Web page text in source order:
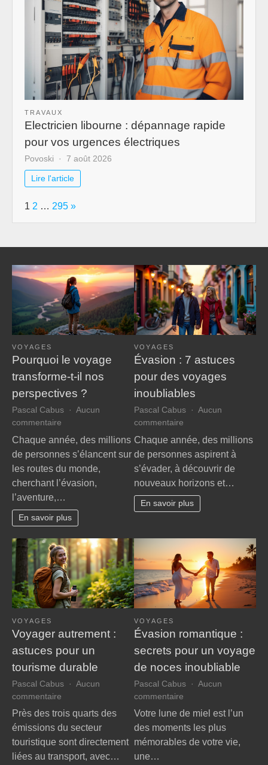
TRAVAUX
Electricien libourne : dépannage rapide
pour vos urgences électriques
Povoski 7 août 2026
Lire l'article
Page:
1 2 … 295 Next
»
VOYAGES
Pourquoi le voyage
transforme-t-il nos
perspectives ?
Pascal Cabus
Aucun
commentaire
Pourquoi
voyage
transforme-
t-
il
nos
perspectives
Chaque année, des millions
de personnes s’élancent sur
les routes du monde,
cherchant l’évasion,
l’aventure,…
En savoir plus
VOYAGES
Évasion : 7 astuces
pour des voyages
inoubliables
Pascal Cabus
Aucun
commentaire
Évasion
7
astuces
pour
des
voyages
Chaque année, des millions
de personnes aspirent à
s’évader, à découvrir de
nouveaux horizons et…
En savoir plus
VOYAGES
Voyager autrement :
astuces pour un
tourisme durable
Pascal Cabus
Aucun
commentaire
Voyager
autrement
:
astuces
pour
Près des trois quarts des
émissions du secteur
touristique sont directement
liées au transport, avec…
VOYAGES
Évasion romantique :
secrets pour un voyage
de noces inoubliable
Pascal Cabus
Aucun
commentaire
Évasion
:
secrets
Votre lune de miel est l’un
des moments les plus
mémorables de votre vie,
une…